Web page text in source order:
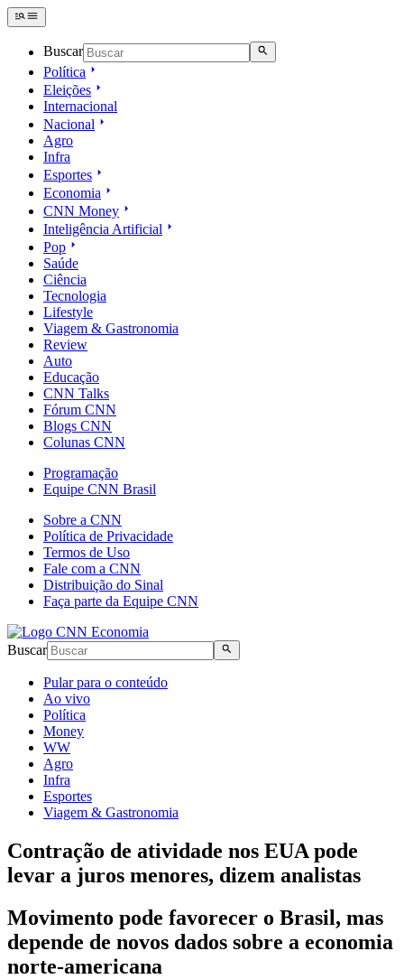
Buscar
Política
Eleições
Internacional
Nacional
Agro
Infra
Esportes
Economia
CNN Money
Inteligência Artificial
Pop
Saúde
Ciência
Tecnologia
Lifestyle
Viagem & Gastronomia
Review
Auto
Educação
CNN Talks
Fórum CNN
Blogs CNN
Colunas CNN
Programação
Equipe CNN Brasil
Sobre a CNN
Política de Privacidade
Termos de Uso
Fale com a CNN
Distribuição do Sinal
Faça parte da Equipe CNN
Buscar
Pular para o conteúdo
Ao vivo
Política
Money
WW
Agro
Infra
Esportes
Viagem & Gastronomia
Contração de atividade nos EUA pode
levar a juros menores, dizem analistas
Movimento pode favorecer o Brasil, mas
depende de novos dados sobre a economia
norte-americana